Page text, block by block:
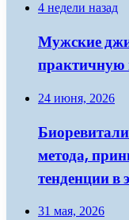
4 недели назад
Мужские
практичную
24 июня, 2026
метода,
тенденции в
31 мая, 2026